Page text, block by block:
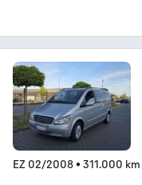
EZ 02/2008• 311.000 km